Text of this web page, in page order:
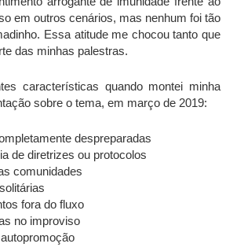
em outros cenários, mas nenhum foi tão
Essa atitude me chocou tanto que
das minhas palestras.
características quando montei minha
sobre o tema, em março de 2019:
despreparadas
de diretrizes ou protocolos
comunidades
fora do fluxo
no improviso